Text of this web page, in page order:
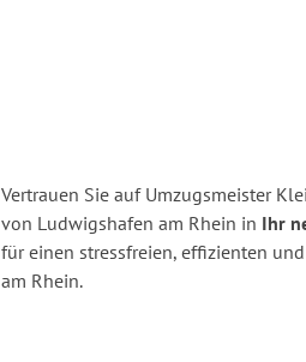
Vertrauen Sie auf Umzugsmeister
von Ludwigshafen am Rhein in Ihr
für einen stressfreien, effizienten
am Rhein.